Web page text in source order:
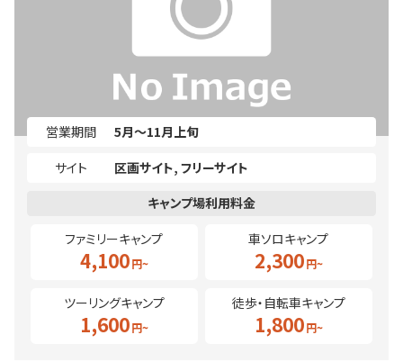
営業期間
5月～11月上旬
サイト
区画サイト フリーサイト
ファミリーキャンプ
4,100
車ソロキャンプ
2,300
ツーリングキャンプ
1,600
徒歩・自転車キャンプ
1,800